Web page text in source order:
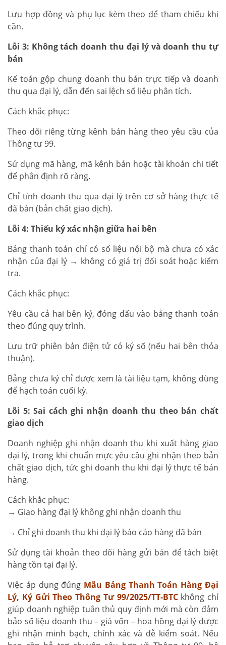
Lưu hợp đồng và phụ lục kèm theo để tham chiếu khi
cần.
Lỗi 3: Không tách doanh thu đại lý và doanh thu tự
bán
Kế toán gộp chung doanh thu bán trực tiếp và doanh
thu qua đại lý, dẫn đến sai lệch số liệu phân tích.
Cách khắc phục:
Theo dõi riêng từng kênh bán hàng theo yêu cầu của
Thông tư 99.
Sử dụng mã hàng, mã kênh bán hoặc tài khoản chi tiết
để phân định rõ ràng.
Chỉ tính doanh thu qua đại lý trên cơ sở hàng thực tế
đã bán (bản chất giao dịch).
Lỗi 4: Thiếu ký xác nhận giữa hai bên
Bảng thanh toán chỉ có số liệu nội bộ mà chưa có xác
nhận của đại lý → không có giá trị đối soát hoặc kiểm
tra.
Cách khắc phục:
Yêu cầu cả hai bên ký, đóng dấu vào bảng thanh toán
theo đúng quy trình.
Lưu trữ phiên bản điện tử có ký số (nếu hai bên thỏa
thuận).
Bảng chưa ký chỉ được xem là tài liệu tạm, không dùng
để hạch toán cuối kỳ.
Lỗi 5: Sai cách ghi nhận doanh thu theo bản chất
giao dịch
Doanh nghiệp ghi nhận doanh thu khi xuất hàng giao
đại lý, trong khi chuẩn mực yêu cầu ghi nhận theo bản
chất giao dịch, tức ghi doanh thu khi đại lý thực tế bán
hàng.
Cách khắc phục:
→ Giao hàng đại lý không ghi nhận doanh thu
→ Chỉ ghi doanh thu khi đại lý báo cáo hàng đã bán
Sử dụng tài khoản theo dõi hàng gửi bán để tách biệt
hàng tồn tại đại lý.
Việc áp dụng đúng Mẫu Bảng Thanh Toán Hàng Đại
Lý, Ký Gửi Theo Thông Tư 99/2025/TT-BTCkhông chỉ
giúp doanh nghiệp tuân thủ quy định mới mà còn đảm
bảo số liệu doanh thu – giá vốn – hoa hồng đại lý được
ghi nhận minh bạch, chính xác và dễ kiểm soát. Nếu